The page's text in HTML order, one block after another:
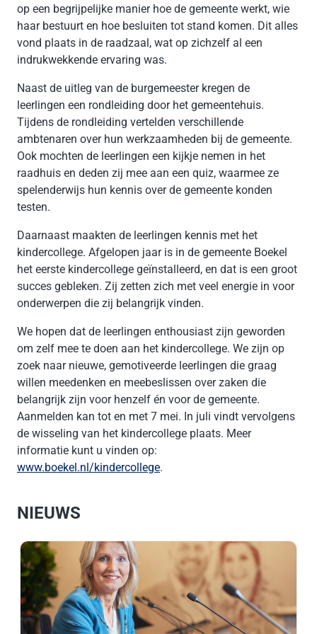
op een begrijpelijke manier hoe de gemeente werkt, wie
haar bestuurt en hoe besluiten tot stand komen. Dit alles
vond plaats in de raadzaal, wat op zichzelf al een
indrukwekkende ervaring was.
Naast de uitleg van de burgemeester kregen de
leerlingen een rondleiding door het gemeentehuis.
Tijdens de rondleiding vertelden verschillende
ambtenaren over hun werkzaamheden bij de gemeente.
Ook mochten de leerlingen een kijkje nemen in het
raadhuis en deden zij mee aan een quiz, waarmee ze
spelenderwijs hun kennis over de gemeente konden
testen.
Daarnaast maakten de leerlingen kennis met het
kindercollege. Afgelopen jaar is in de gemeente Boekel
het eerste kindercollege geïnstalleerd, en dat is een groot
succes gebleken. Zij zetten zich met veel energie in voor
onderwerpen die zij belangrijk vinden.
We hopen dat de leerlingen enthousiast zijn geworden
om zelf mee te doen aan het kindercollege. We zijn op
zoek naar nieuwe, gemotiveerde leerlingen die graag
willen meedenken en meebeslissen over zaken die
belangrijk zijn voor henzelf én voor de gemeente.
Aanmelden kan tot en met 7 mei. In juli vindt vervolgens
de wisseling van het kindercollege plaats. Meer
informatie kunt u vinden op:
www.boekel.nl/kindercollege.
NIEUWS